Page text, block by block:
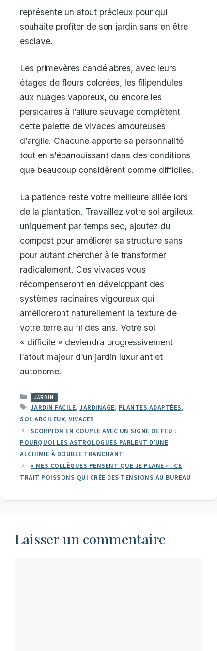
représente un atout précieux pour qui
souhaite profiter de son jardin sans en être
esclave.
Les primevères candélabres, avec leurs
étages de fleurs colorées, les filipendules
aux nuages vaporeux, ou encore les
persicaires à l’allure sauvage complètent
cette palette de vivaces amoureuses
d’argile. Chacune apporte sa personnalité
tout en s’épanouissant dans des conditions
que beaucoup considèrent comme difficiles.
La patience reste votre meilleure alliée lors
de la plantation. Travaillez votre sol argileux
uniquement par temps sec, ajoutez du
compost pour améliorer sa structure sans
pour autant chercher à le transformer
radicalement. Ces vivaces vous
récompenseront en développant des
systèmes racinaires vigoureux qui
amélioreront naturellement la texture de
votre terre au fil des ans. Votre sol
« difficile » deviendra progressivement
l’atout majeur d’un jardin luxuriant et
autonome.
CATÉGORIES
JARDIN
ÉTIQUETTES
JARDIN FACILE,JARDINAGE, PLANTES ADAPTÉES,
SOL ARGILEUX, VIVACES
SCORPION EN COUPLE AVEC UN SIGNE DE FEU :
POURQUOI LES ASTROLOGUES PARLENT D’UNE
ALCHIMIE À DOUBLE TRANCHANT
« MES COLLÈGUES PENSENT QUE JE PLANE » : CE
TRAIT POISSONS QUI CRÉE DES TENSIONS AU BUREAU
Laisser un commentaire